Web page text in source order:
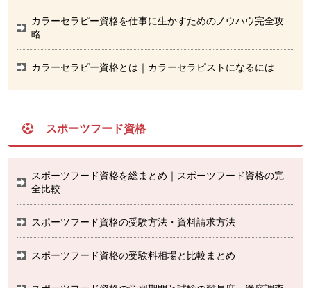
カラーセラピー資格を仕事に生かすためのノウハウ完全攻
略
カラーセラピー資格とは｜カラーセラピストになるには
スポーツフード資格
スポーツフード資格を総まとめ｜スポーツフード資格の完
全比較
スポーツフード資格の受験方法・資料請求方法
スポーツフード資格の受験料相場と比較まとめ